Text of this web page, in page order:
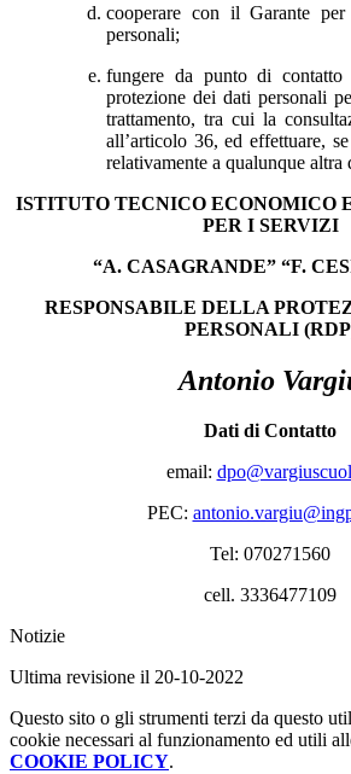
cooperare con il Garante
personali;
fungere da punto di
protezione dei dati personali
trattamento, tra cui la
all’articolo 36, ed effettuare,
relativamente a qualunque altra
ISTITUTO TECNICO ECONOMICO
PER I SERVIZI
“A. CASAGRANDE” “F.
RESPONSABILE DELLA
PERSONALI
Antonio
Dati di Contatto
email:
PEC:
Tel: 070271560
cell. 3336477109
Notizie
Ultima revisione il 20-10-2022
Questo sito o gli strumenti terzi da questo
cookie necessari al funzionamento ed utili
COOKIE POLICY.